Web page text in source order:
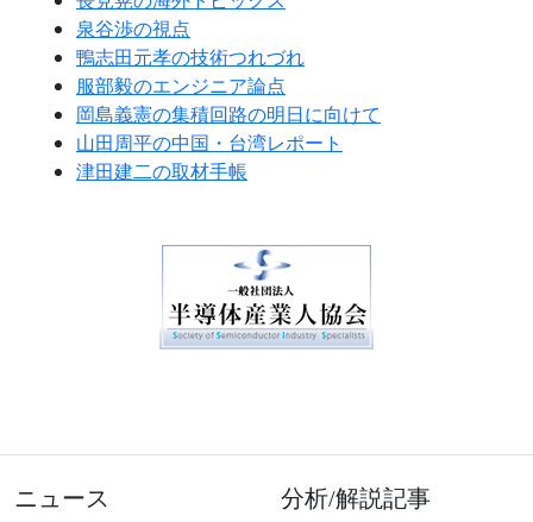
泉谷渉の視点
鴨志田元孝の技術つれづれ
服部毅のエンジニア論点
岡島義憲の集積回路の明日に向けて
山田周平の中国・台湾レポート
津田建二の取材手帳
ニュース
分析/解説記事